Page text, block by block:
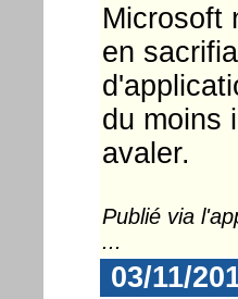
Microsoft
en
du moins
avaler.
Publié via
...
03/11/